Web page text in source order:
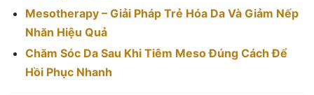
Mesotherapy – Giải Pháp Trẻ Hóa Da Và Giảm Nếp
Nhăn Hiệu Quả
Chăm Sóc Da Sau Khi Tiêm Meso Đúng Cách Để
Hồi Phục Nhanh